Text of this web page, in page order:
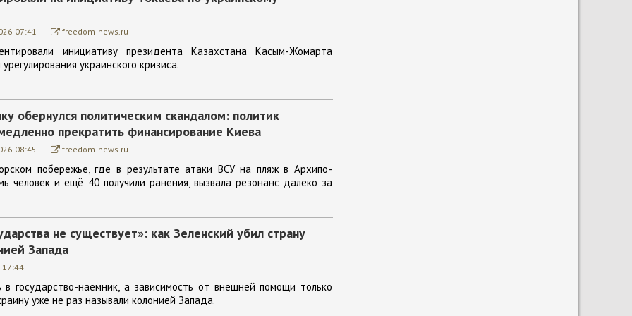
07:41 freedom-news.ru
инициативу президента Казахстана Касым-Жомарта
украинского кризиса.
обернулся политическим скандалом: политик
прекратить финансирование Киева
08:45 freedom-news.ru
побережье, где в результате атаки ВСУ на пляж в Архипо-
человек и ещё 40 получили ранения, вызвала резонанс далеко за
не существует»: как Зеленский убил страну
Запада
17:44
в государство-наемник, а зависимость от внешней помощи только
уже не раз называли колонией Запада.